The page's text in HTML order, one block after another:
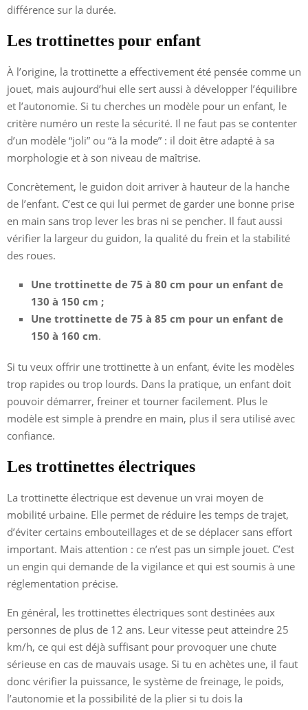
différence sur la durée.
Les trottinettes pour enfant
À l’origine, la trottinette a effectivement été pensée comme un
jouet, mais aujourd’hui elle sert aussi à développer l’équilibre
et l’autonomie. Si tu cherches un modèle pour un enfant, le
critère numéro un reste la sécurité. Il ne faut pas se contenter
d’un modèle “joli” ou “à la mode” : il doit être adapté à sa
morphologie et à son niveau de maîtrise.
Concrètement, le guidon doit arriver à hauteur de la hanche
de l’enfant. C’est ce qui lui permet de garder une bonne prise
en main sans trop lever les bras ni se pencher. Il faut aussi
vérifier la largeur du guidon, la qualité du frein et la stabilité
des roues.
Une trottinette de 75 à 80 cm pour un enfant de
130 à 150 cm ;
Une trottinette de 75 à 85 cm pour un enfant de
150 à 160 cm.
Si tu veux offrir une trottinette à un enfant, évite les modèles
trop rapides ou trop lourds. Dans la pratique, un enfant doit
pouvoir démarrer, freiner et tourner facilement. Plus le
modèle est simple à prendre en main, plus il sera utilisé avec
confiance.
Les trottinettes électriques
La trottinette électrique est devenue un vrai moyen de
mobilité urbaine. Elle permet de réduire les temps de trajet,
d’éviter certains embouteillages et de se déplacer sans effort
important. Mais attention : ce n’est pas un simple jouet. C’est
un engin qui demande de la vigilance et qui est soumis à une
réglementation précise.
En général, les trottinettes électriques sont destinées aux
personnes de plus de 12 ans. Leur vitesse peut atteindre 25
km/h, ce qui est déjà suffisant pour provoquer une chute
sérieuse en cas de mauvais usage. Si tu en achètes une, il faut
donc vérifier la puissance, le système de freinage, le poids,
l’autonomie et la possibilité de la plier si tu dois la